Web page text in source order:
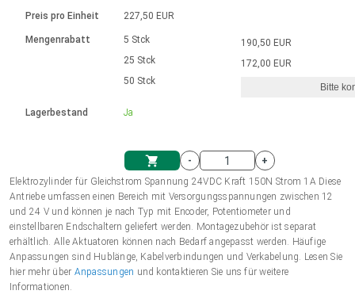
Einheitssystem
Einkaufswagen
Hubmagnete
230 - 50 Hz | 110 - 60 Hz
Drehzahlregelung für die AIS-Serie
Bürstenlose Gleichstrommotoren
mit Planetengetriebe und internem
Ø 28-42| 1-1400 rpm | <= 290Ncm
Bürstenlose DC Motor Controller
Gleichstrommotoren mit
Schneckengetriebe und Bürsten
Ø43-124mm | 31-425rpm | ≤ 41Nm
Treiber für Gleichstrommotoren mit
Synchron-Asynchron | für 1-4 Elektrozylinder
Synchron-Asynchron | für 1-4 Elektrozylinder
Français (EUR)
Polski (EUR)
Norsk (NOK)
Suomi (EUR)
Preis pro Einheit
Mengenrabatt
Lagerbestand
227,50 EUR
5 Stck
25 Stck
50 Stck
Ja
190,50 EUR
172,00 EUR
Bitte
-
+
Elektrozylinder für Gleichstrom Spannung 24VDC Kraft 150N Strom 1A Diese
Antriebe umfassen einen Bereich mit Versorgungsspannungen zwischen 12
und 24 V und können je nach Typ mit Encoder, Potentiometer und
einstellbaren Endschaltern geliefert werden. Montagezubehör ist separat
erhältlich. Alle Aktuatoren können nach Bedarf angepasst werden. Häufige
Anpassungen sind Hublänge, Kabelverbindungen und Verkabelung. Lesen Sie
hier mehr über Anpassungen und kontaktieren Sie uns für weitere
Informationen.